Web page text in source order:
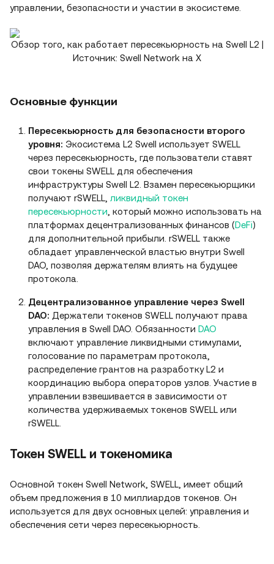
управлении, безопасности и участии в экосистеме.
Обзор того, как работает пересекьюрность на Swell L2 |
Источник: Swell Network на X
Основные функции
Пересекьюрность для безопасности второго
уровня: Экосистема L2 Swell использует SWELL
через пересекьюрность, где пользователи ставят
свои токены SWELL для обеспечения
инфраструктуры Swell L2. Взамен пересекьюрщики
получают rSWELL, ликвидный токен
пересекьюрности , который можно использовать на
платформах децентрализованных финансов (DeFi)
для дополнительной прибыли. rSWELL также
обладает управленческой властью внутри Swell
DAO, позволяя держателям влиять на будущее
протокола.
Децентрализованное управление через Swell
DAO: Держатели токенов SWELL получают права
управления в Swell DAO. Обязанности DAO
включают управление ликвидными стимулами,
голосование по параметрам протокола,
распределение грантов на разработку L2 и
координацию выбора операторов узлов. Участие в
управлении взвешивается в зависимости от
количества удерживаемых токенов SWELL или
rSWELL.
Токен SWELL и токеномика
Основной токен Swell Network, SWELL, имеет общий
объем предложения в 10 миллиардов токенов. Он
используется для двух основных целей: управления и
обеспечения сети через пересекьюрность.